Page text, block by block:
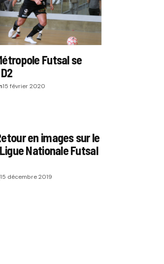
Futsal se
15 février 2020
en images sur le
Nationale Futsal
15 décembre 2019